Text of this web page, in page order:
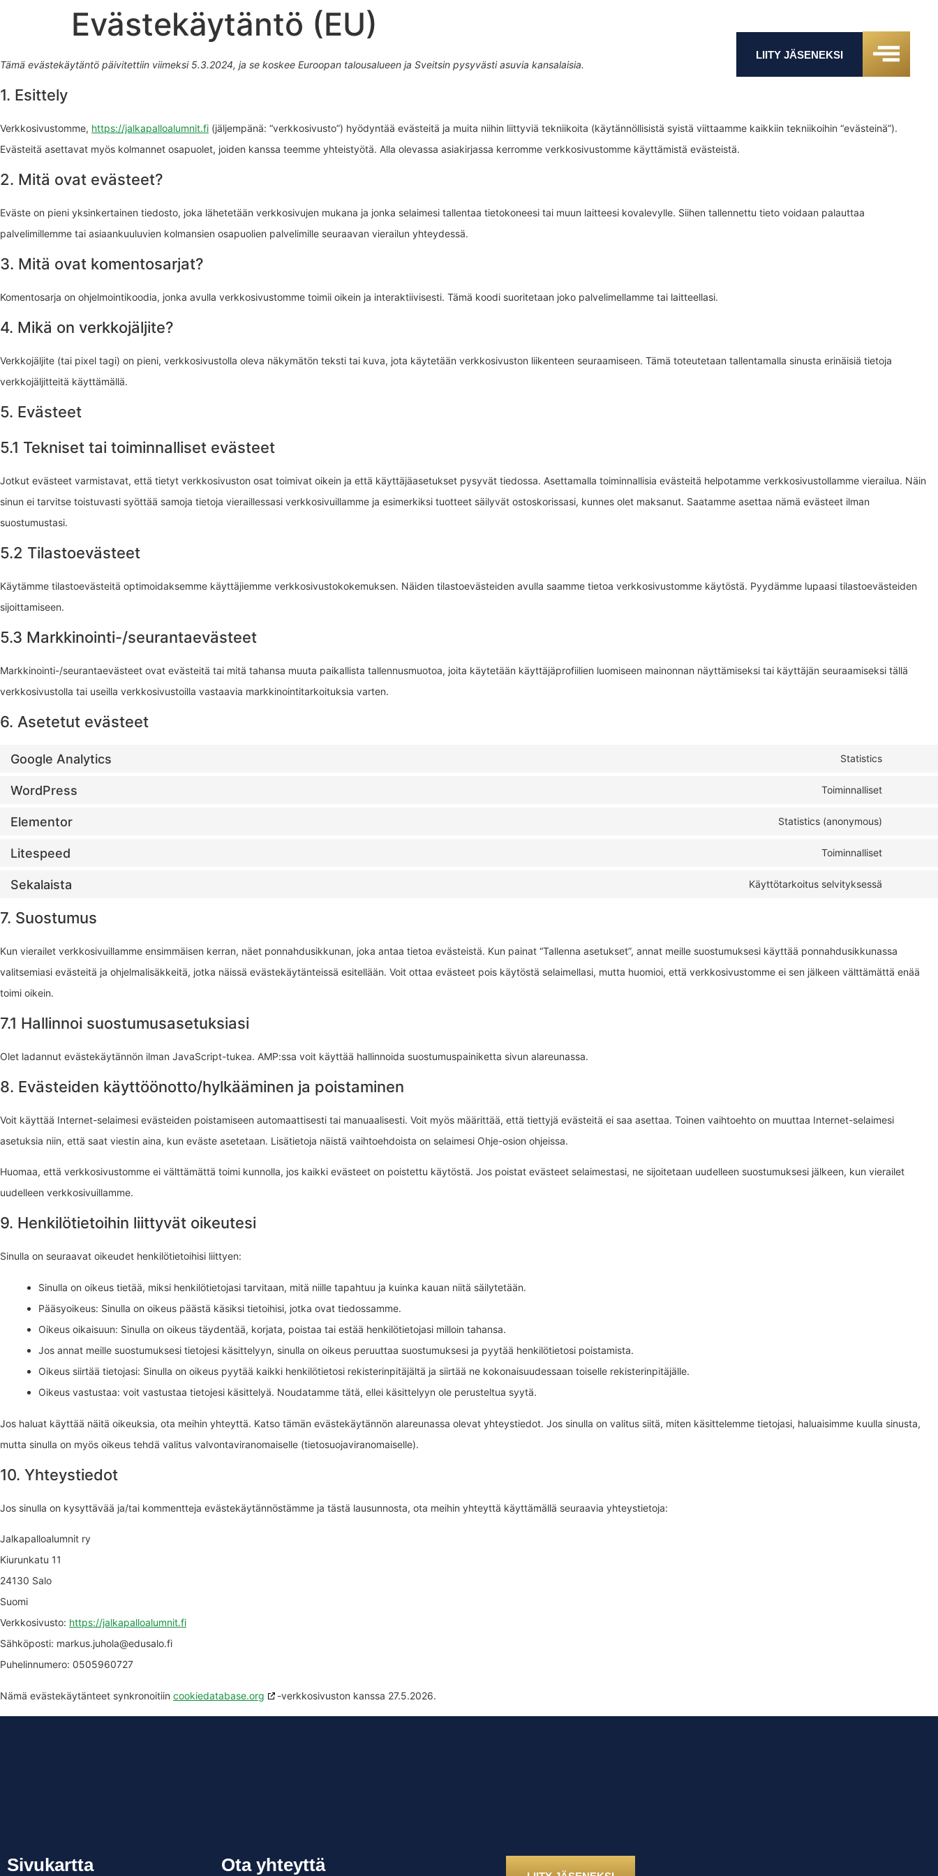
LIITY JÄSENEKSI
Evästekäytäntö (EU)
Tämä evästekäytäntö päivitettiin viimeksi 5.3.2024, ja se koskee Euroopan talousalueen ja Sveitsin pysyvästi asuvia kansalaisia.
1. Esittely
Verkkosivustomme, https://jalkapalloalumnit.fi (jäljempänä: “verkkosivusto”) hyödyntää evästeitä ja muita niihin liittyviä tekniikoita (käytännöllisistä syistä viittaamme kaikkiin tekniikoihin “evästeinä”).
Evästeitä asettavat myös kolmannet osapuolet, joiden kanssa teemme yhteistyötä. Alla olevassa asiakirjassa kerromme verkkosivustomme käyttämistä evästeistä.
2. Mitä ovat evästeet?
Eväste on pieni yksinkertainen tiedosto, joka lähetetään verkkosivujen mukana ja jonka selaimesi tallentaa tietokoneesi tai muun laitteesi kovalevylle. Siihen tallennettu tieto voidaan palauttaa
palvelimillemme tai asiaankuuluvien kolmansien osapuolien palvelimille seuraavan vierailun yhteydessä.
3. Mitä ovat komentosarjat?
Komentosarja on ohjelmointikoodia, jonka avulla verkkosivustomme toimii oikein ja interaktiivisesti. Tämä koodi suoritetaan joko palvelimellamme tai laitteellasi.
4. Mikä on verkkojäljite?
Verkkojäljite (tai pixel tagi) on pieni, verkkosivustolla oleva näkymätön teksti tai kuva, jota käytetään verkkosivuston liikenteen seuraamiseen. Tämä toteutetaan tallentamalla sinusta erinäisiä tietoja
verkkojäljitteitä käyttämällä.
5. Evästeet
5.1 Tekniset tai toiminnalliset evästeet
Jotkut evästeet varmistavat, että tietyt verkkosivuston osat toimivat oikein ja että käyttäjäasetukset pysyvät tiedossa. Asettamalla toiminnallisia evästeitä helpotamme verkkosivustollamme vierailua. Näin
sinun ei tarvitse toistuvasti syöttää samoja tietoja vieraillessasi verkkosivuillamme ja esimerkiksi tuotteet säilyvät ostoskorissasi, kunnes olet maksanut. Saatamme asettaa nämä evästeet ilman
suostumustasi.
5.2 Tilastoevästeet
Käytämme tilastoevästeitä optimoidaksemme käyttäjiemme verkkosivustokokemuksen. Näiden tilastoevästeiden avulla saamme tietoa verkkosivustomme käytöstä. Pyydämme lupaasi tilastoevästeiden
sijoittamiseen.
5.3 Markkinointi-/seurantaevästeet
Markkinointi-/seurantaevästeet ovat evästeitä tai mitä tahansa muuta paikallista tallennusmuotoa, joita käytetään käyttäjäprofiilien luomiseen mainonnan näyttämiseksi tai käyttäjän seuraamiseksi tällä
verkkosivustolla tai useilla verkkosivustoilla vastaavia markkinointitarkoituksia varten.
6. Asetetut evästeet
Google Analytics Statistics
WordPress Toiminnalliset
Elementor Statistics (anonymous)
Litespeed Toiminnalliset
Sekalaista Käyttötarkoitus selvityksessä
7. Suostumus
Kun vierailet verkkosivuillamme ensimmäisen kerran, näet ponnahdusikkunan, joka antaa tietoa evästeistä. Kun painat “Tallenna asetukset”, annat meille suostumuksesi käyttää ponnahdusikkunassa
valitsemiasi evästeitä ja ohjelmalisäkkeitä, jotka näissä evästekäytänteissä esitellään. Voit ottaa evästeet pois käytöstä selaimellasi, mutta huomioi, että verkkosivustomme ei sen jälkeen välttämättä enää
toimi oikein.
7.1 Hallinnoi suostumusasetuksiasi
Olet ladannut evästekäytännön ilman JavaScript-tukea. AMP:ssa voit käyttää hallinnoida suostumuspainiketta sivun alareunassa.
8. Evästeiden käyttöönotto/hylkääminen ja poistaminen
Voit käyttää Internet-selaimesi evästeiden poistamiseen automaattisesti tai manuaalisesti. Voit myös määrittää, että tiettyjä evästeitä ei saa asettaa. Toinen vaihtoehto on muuttaa Internet-selaimesi
asetuksia niin, että saat viestin aina, kun eväste asetetaan. Lisätietoja näistä vaihtoehdoista on selaimesi Ohje-osion ohjeissa.
Huomaa, että verkkosivustomme ei välttämättä toimi kunnolla, jos kaikki evästeet on poistettu käytöstä. Jos poistat evästeet selaimestasi, ne sijoitetaan uudelleen suostumuksesi jälkeen, kun vierailet
uudelleen verkkosivuillamme.
9. Henkilötietoihin liittyvät oikeutesi
Sinulla on seuraavat oikeudet henkilötietoihisi liittyen:
Sinulla on oikeus tietää, miksi henkilötietojasi tarvitaan, mitä niille tapahtuu ja kuinka kauan niitä säilytetään.
Pääsyoikeus: Sinulla on oikeus päästä käsiksi tietoihisi, jotka ovat tiedossamme.
Oikeus oikaisuun: Sinulla on oikeus täydentää, korjata, poistaa tai estää henkilötietojasi milloin tahansa.
Jos annat meille suostumuksesi tietojesi käsittelyyn, sinulla on oikeus peruuttaa suostumuksesi ja pyytää henkilötietosi poistamista.
Oikeus siirtää tietojasi: Sinulla on oikeus pyytää kaikki henkilötietosi rekisterinpitäjältä ja siirtää ne kokonaisuudessaan toiselle rekisterinpitäjälle.
Oikeus vastustaa: voit vastustaa tietojesi käsittelyä. Noudatamme tätä, ellei käsittelyyn ole perusteltua syytä.
Jos haluat käyttää näitä oikeuksia, ota meihin yhteyttä. Katso tämän evästekäytännön alareunassa olevat yhteystiedot. Jos sinulla on valitus siitä, miten käsittelemme tietojasi, haluaisimme kuulla sinusta,
mutta sinulla on myös oikeus tehdä valitus valvontaviranomaiselle (tietosuojaviranomaiselle).
10. Yhteystiedot
Jos sinulla on kysyttävää ja/tai kommentteja evästekäytännöstämme ja tästä lausunnosta, ota meihin yhteyttä käyttämällä seuraavia yhteystietoja:
Jalkapalloalumnit ry
Kiurunkatu 11
24130 Salo
Suomi
Verkkosivusto: https://jalkapalloalumnit.fi
Sähköposti: markus.juhola@edusalo.fi
Puhelinnumero: 0505960727
Nämä evästekäytänteet synkronoitiin cookiedatabase.org -verkkosivuston kanssa 27.5.2026.
Sivukartta Ota yhteyttä